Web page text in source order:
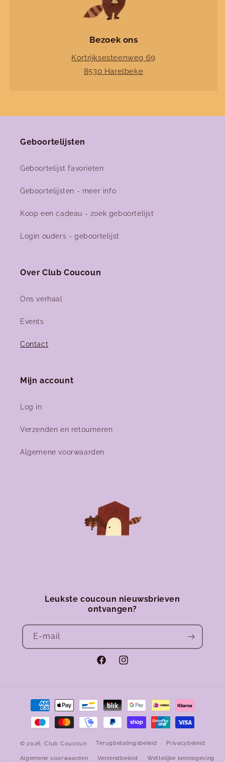
Bezoek ons
Kortrijksesteenweg 69
8530 Harelbeke
Geboortelijsten
Geboortelijst favorieten
Geboortelijsten - meer info
Koop een cadeau - zoek geboortelijst
Login ouders - geboortelijst
Over Club Coucoun
Ons verhaal
Events
Contact
Mijn account
Log in
Verzenden en retourneren
Algemene voorwaarden
Leukste coucoun nieuwsbrieven
ontvangen?
E‑mail
FacebookInstagram
Betaalmethoden
© 2026,Club Coucoun Terugbetalingsbeleid Privacybeleid
Algemene voorwaarden Verzendbeleid Wettelijke kennisgeving